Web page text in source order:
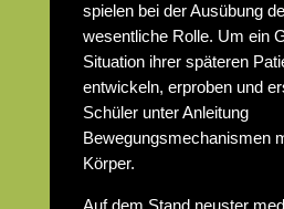
spielen bei der Ausübung
wesentliche Rolle. Um ein
Situation ihrer späteren
entwickeln, erproben und
Schüler unter Anleitung
Bewegungsmechanismen
Körper.
Auf dem Stand neuster